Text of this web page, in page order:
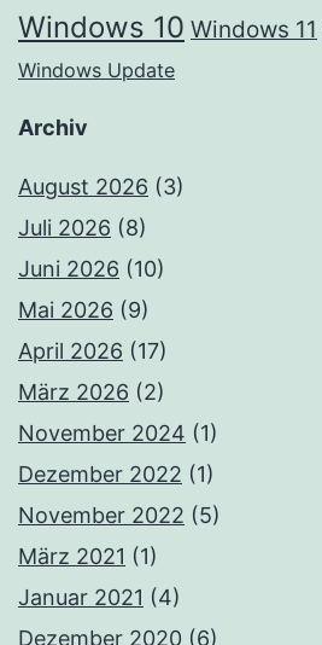
Windows 10 Windows 11
Windows Update
Archiv
August 2026 (3)
Juli 2026 (8)
Juni 2026 (10)
Mai 2026 (9)
April 2026 (17)
März 2026 (2)
November 2024 (1)
Dezember 2022 (1)
November 2022 (5)
März 2021 (1)
Januar 2021 (4)
Dezember 2020 (6)